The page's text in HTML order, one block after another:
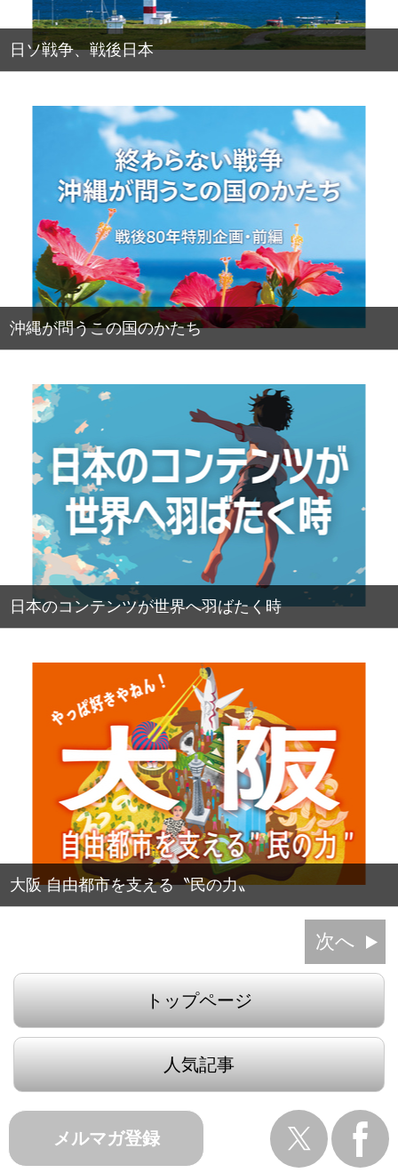
日ソ戦争、戦後日本
沖縄が問うこの国のかたち
日本のコンテンツが世界へ羽ばたく時
大阪 自由都市を支える〝民の力〟
次へ
トップページ
人気記事
メルマガ登録